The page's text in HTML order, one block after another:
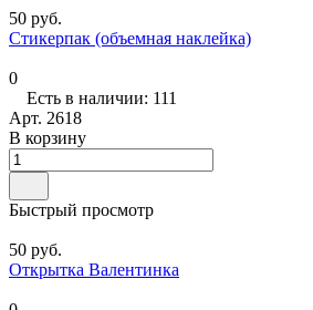
50 руб.
Стикерпак (объемная наклейка)
0
Есть в наличии: 111
Арт. 2618
В корзину
Быстрый просмотр
50 руб.
Открытка Валентинка